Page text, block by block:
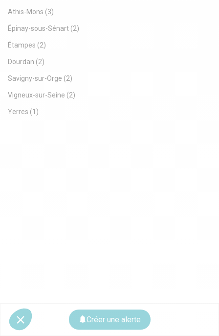
Créer une alerte
Athis-Mons (3)
Épinay-sous-Sénart (2)
Étampes (2)
Dourdan (2)
Savigny-sur-Orge (2)
Vigneux-sur-Seine (2)
Yerres (1)